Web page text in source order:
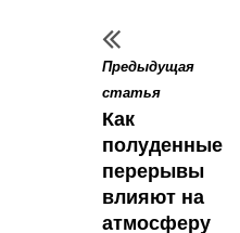
Предыдущая
статья
Как
полуденные
перерывы
влияют на
атмосферу